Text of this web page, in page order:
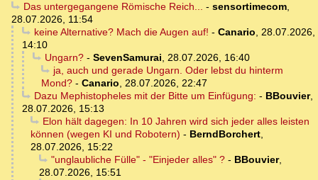
Das untergegangene Römische Reich... - sensortimecom,
28.07.2026, 11:54
keine Alternative? Mach die Augen auf! - Canario, 28.07.2026,
14:10
Ungarn?- SevenSamurai, 28.07.2026, 16:40
ja, auch und gerade Ungarn. Oder lebst du hinterm
Mond? - Canario, 28.07.2026, 22:47
Dazu Mephistopheles mit der Bitte um Einfügung: - BBouvier,
28.07.2026, 15:13
Elon hält dagegen: In 10 Jahren wird sich jeder alles leisten
können (wegen KI und Robotern) - BerndBorchert,
28.07.2026, 15:22
"unglaubliche Fülle" - "Einjeder alles" ?- BBouvier,
28.07.2026, 15:51